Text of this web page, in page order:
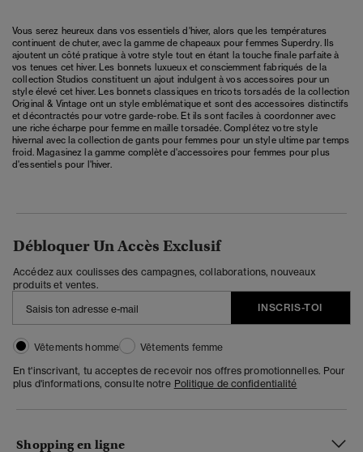
Vous serez heureux dans vos essentiels d'hiver, alors que les températures
continuent de chuter, avec la gamme de chapeaux pour femmes Superdry. Ils
ajoutent un côté pratique à votre style tout en étant la touche finale parfaite à
vos tenues cet hiver. Les bonnets luxueux et consciemment fabriqués de la
collection Studios constituent un ajout indulgent à vos accessoires pour un
style élevé cet hiver. Les bonnets classiques en tricots torsadés de la collection
Original & Vintage ont un style emblématique et sont des accessoires distinctifs
et décontractés pour votre garde-robe. Et ils sont faciles à coordonner avec
une riche écharpe pour femme en maille torsadée. Complétez votre style
hivernal avec la collection de gants pour femmes pour un style ultime par temps
froid. Magasinez la gamme complète d'accessoires pour femmes pour plus
d'essentiels pour l'hiver.
Débloquer Un Accès Exclusif
Accédez aux coulisses des campagnes, collaborations, nouveaux
produits et ventes.
INSCRIS-TOI
Vêtements homme
Vêtements femme
En t'inscrivant, tu acceptes de recevoir nos offres promotionnelles. Pour
plus d'informations, consulte notre Politique de confidentialité
Shopping en ligne